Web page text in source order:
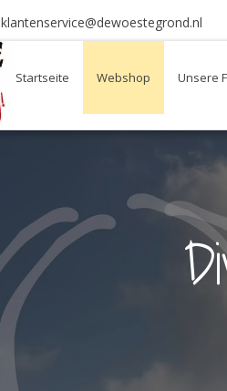
klantenservice@dewoestegrond.nl
Startseite Webshop Unsere